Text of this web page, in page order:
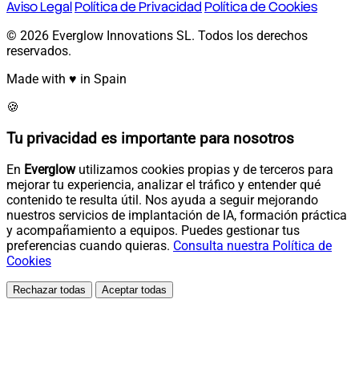
Aviso LegalPolítica de PrivacidadPolítica de Cookies
© 2026 Everglow Innovations SL. Todos los derechos
reservados.
Made with ♥ in Spain
🍪
Tu privacidad es importante para nosotros
En Everglowutilizamos cookies propias y de terceros para
mejorar tu experiencia, analizar el tráfico y entender qué
contenido te resulta útil. Nos ayuda a seguir mejorando
nuestros servicios de implantación de IA, formación práctica
y acompañamiento a equipos. Puedes gestionar tus
preferencias cuando quieras. Consulta nuestra Política de
Cookies
Rechazar todas Aceptar todas